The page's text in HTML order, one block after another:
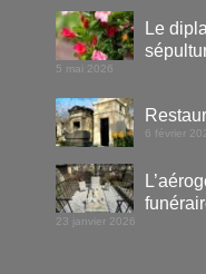
Le
5 mai 2026
6 février
23 janvier 2026